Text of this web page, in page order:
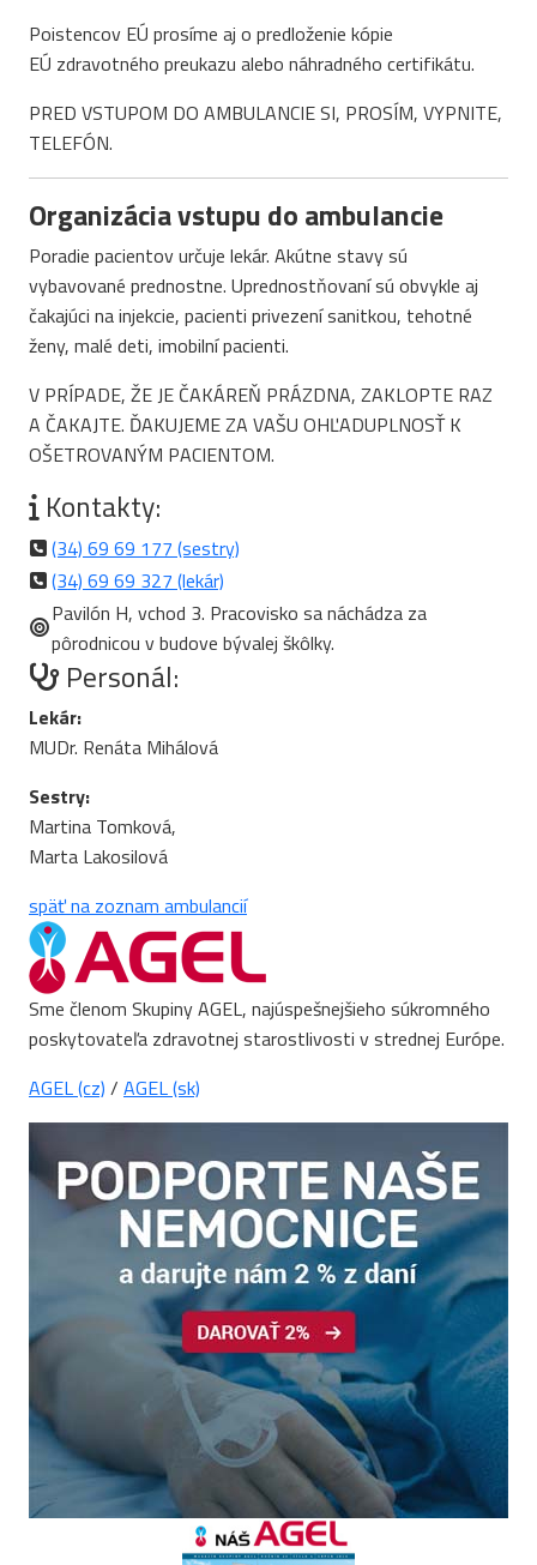
Poistencov EÚ prosíme aj o predloženie kópie
EÚ zdravotného preukazu alebo náhradného certifikátu.
PRED VSTUPOM DO AMBULANCIE SI, PROSÍM, VYPNITE,
TELEFÓN.
Organizácia vstupu do ambulancie
Poradie pacientov určuje lekár. Akútne stavy sú
vybavované prednostne. Uprednostňovaní sú obvykle aj
čakajúci na injekcie, pacienti privezení sanitkou, tehotné
ženy, malé deti, imobilní pacienti.
V PRÍPADE, ŽE JE ČAKÁREŇ PRÁZDNA, ZAKLOPTE RAZ
A ČAKAJTE. ĎAKUJEME ZA VAŠU OHĽADUPLNOSŤ K
OŠETROVANÝM PACIENTOM.
Kontakty:
(34) 69 69 177 (sestry)
(34) 69 69 327 (lekár)
Pavilón H, vchod 3. Pracovisko sa náchádza za
pôrodnicou v budove bývalej škôlky.
Personál:
Lekár:
MUDr. Renáta Mihálová
Sestry:
Martina Tomková,
Marta Lakosilová
späť na zoznam ambulancií
Sme členom Skupiny AGEL, najúspešnejšieho súkromného
poskytovateľa zdravotnej starostlivosti v strednej Európe.
AGEL (cz) / AGEL (sk)